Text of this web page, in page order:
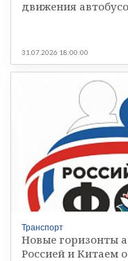
движения
31.07.2026 18:00:00
Транспорт
Новые горизонты
Россией и Китаем